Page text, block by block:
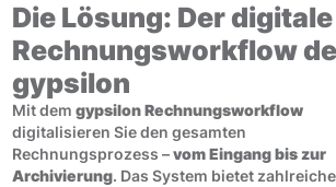
Die Lösung: Der digitale
Rechnungsworkflow
gypsilon
Mit dem gypsilon Rechnungsworkflow
digitalisieren Sie den gesamten
Rechnungsprozess –vom Eingang bis zur
Archivierung. Das System bietet zahlreiche